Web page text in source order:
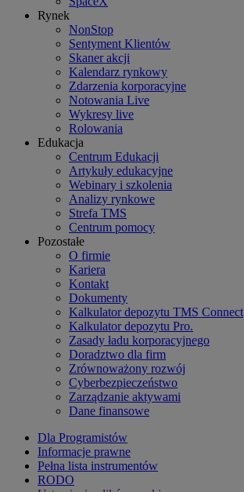
Rynek
NonStop
Sentyment Klientów
Skaner akcji
Kalendarz rynkowy
Zdarzenia korporacyjne
Notowania Live
Wykresy live
Rolowania
Edukacja
Centrum Edukacji
Artykuły edukacyjne
Webinary i szkolenia
Analizy rynkowe
Strefa TMS
Centrum pomocy
Pozostałe
O firmie
Kariera
Kontakt
Dokumenty
Kalkulator depozytu TMS Connect
Kalkulator depozytu Pro.
Zasady ładu korporacyjnego
Doradztwo dla firm
Zrównoważony rozwój
Cyberbezpieczeństwo
Zarządzanie aktywami
Dane finansowe
Dla Programistów
Informacje prawne
Pełna lista instrumentów
RODO